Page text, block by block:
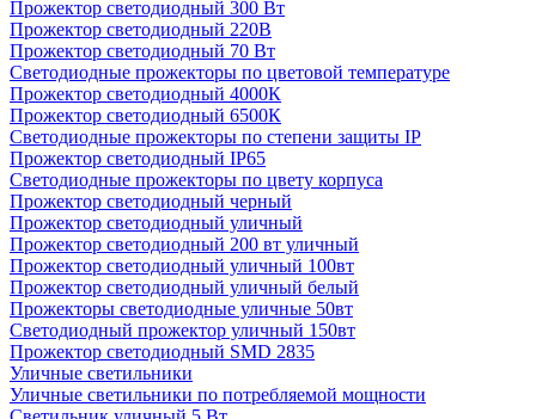
Прожектор светодиодный 300 Вт
Прожектор светодиодный 220В
Прожектор светодиодный 70 Вт
Светодиодные прожекторы по цветовой температуре
Прожектор светодиодный 4000К
Прожектор светодиодный 6500К
Светодиодные прожекторы по степени защиты IP
Прожектор светодиодный IP65
Светодиодные прожекторы по цвету корпуса
Прожектор светодиодный черный
Прожектор светодиодный уличный
Прожектор светодиодный 200 вт уличный
Прожектор светодиодный уличный 100вт
Прожектор светодиодный уличный белый
Прожекторы светодиодные уличные 50вт
Светодиодный прожектор уличный 150вт
Прожектор светодиодный SMD 2835
Уличные светильники
Уличные светильники по потребляемой мощности